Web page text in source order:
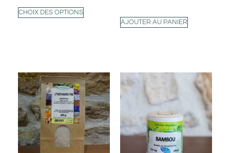
CHOIX DES OPTIONS
AJOUTER AU PANIER